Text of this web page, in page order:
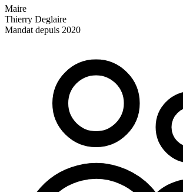
Maire
Thierry Deglaire
Mandat depuis 2020